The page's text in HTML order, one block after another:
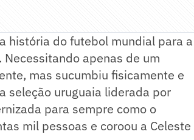
história do futebol mundial para a
apenas de um
mas sucumbiu fisicamente e
seleção uruguaia liderada por
para sempre como o
mil pessoas e coroou a Celeste